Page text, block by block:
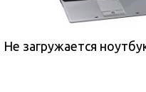
Не загружается